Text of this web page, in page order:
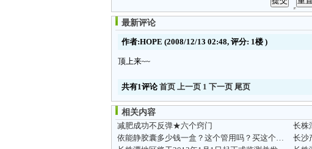
最新评论
作者:HOPE (2008/12/13 02:48, 评分: 1楼 )
顶上来~~
共有1评论首页 上一页 1 下一页 尾页
相关内容
减肥成功不反弹★六个窍门
长株
依能静胶囊多少钱一盒？这个管用吗？买这个划不划算啊！
长沙